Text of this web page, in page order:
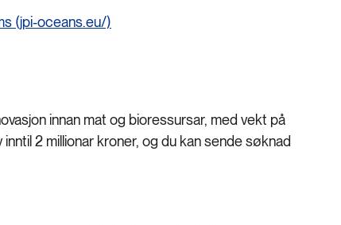
(jpi-oceans.eu/)
innan mat og bioressursar, med vekt på
2 millionar kroner, og du kan sende søknad